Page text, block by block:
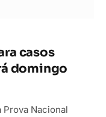
casos
domingo
Nacional